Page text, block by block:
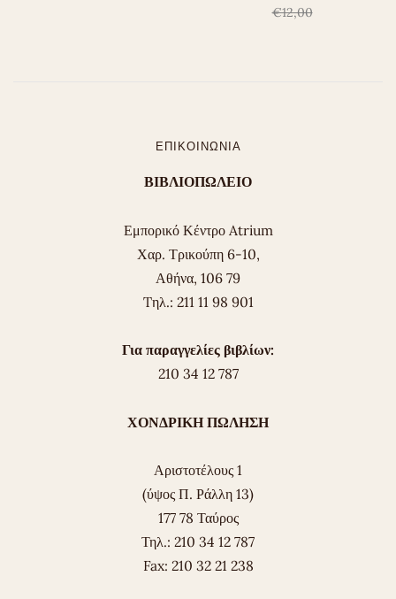
€12,00
ΕΠΙΚΟΙΝΩΝΊΑ
ΒΙΒΛΙΟΠΩΛΕΙΟ
Εμπορικό Κέντρο Atrium
Χαρ. Τρικούπη 6-10,
Αθήνα, 106 79
Tηλ.: 211 11 98 901
Για παραγγελίες βιβλίων:
210 34 12 787
ΧΟΝΔΡΙΚΗ ΠΩΛΗΣΗ
Αριστοτέλους 1
(ύψος Π. Ράλλη 13)
177 78 Ταύρος
Τηλ.: 210 34 12 787
Fax: 210 32 21 238